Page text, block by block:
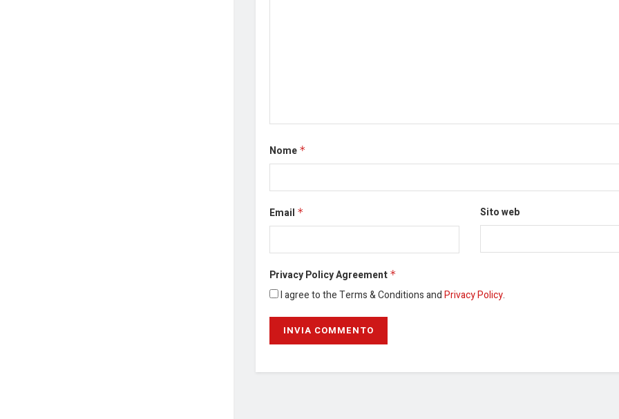
Nome *
Email * Sito web
Privacy Policy Agreement *
I agree to the Terms & Conditions andPrivacy Policy.